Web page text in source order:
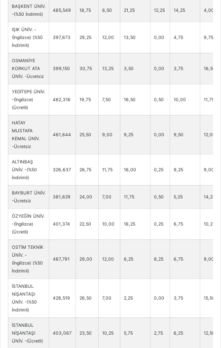
BAŞKENT ÜNİV.
-(%50 İndirimli)
485,549 18,75 6,50 21,25 12,25 14,25 4,00
IŞIK ÜNİV. -
(İngilizce) (%50
İndirimli)
397,673 29,25 12,00 13,50 0,00 4,75 9,75
OSMANİYE
KORKUT ATA
ÜNİV. -Ücretsiz
399,150 30,75 13,25 3,50 0,00 3,75 16,50
YEDİTEPE ÜNİV.
-(İngilizce)
(Ücretli)
482,316 19,75 7,50 16,50 0,50 10,00 11,75
HATAY
MUSTAFA
KEMAL ÜNİV.
-Ücretsiz
461,644 25,50 9,00 9,25 0,00 9,50 12,00
ALTINBAŞ
ÜNİV. -(%50
İndirimli)
326,637 26,75 11,75 16,00 0,25 9,25 9,00
BAYBURT ÜNİV.
-Ücretsiz
381,629 24,00 7,00 11,75 0,50 5,25 14,25
ÖZYEĞİN ÜNİV.
-(İngilizce)
(Ücretli)
401,374 22,50 10,00 16,25 0,25 6,75 10,25
OSTİM TEKNİK
ÜNİV. -
(İngilizce) (%50
İndirimli)
487,791 29,00 12,00 6,25 8,25 6,75 9,00
İSTANBUL
NİŞANTAŞI
ÜNİV. -(%50
İndirimli)
428,519 26,50 7,00 2,25 0,00 3,75 15,50
İSTANBUL
NİŞANTAŞI
ÜNİV. -(Ücretli)
403,067 23,50 10,25 5,75 2,75 6,25 12,50